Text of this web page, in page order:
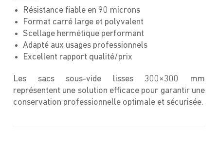
Résistance fiable en 90 microns
Format carré large et polyvalent
Scellage hermétique performant
Adapté aux usages professionnels
Excellent rapport qualité/prix
Les sacs sous-vide lisses 300×300 mm
représentent une solution efficace pour garantir une
conservation professionnelle optimale et sécurisée.